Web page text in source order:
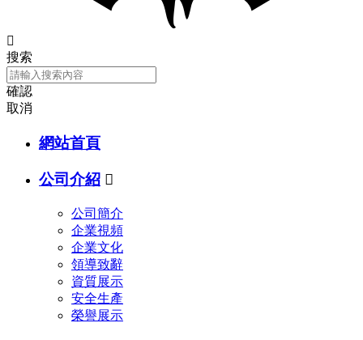

搜索
確認
取消
網站首頁
公司介紹 
公司簡介
企業視頻
企業文化
領導致辭
資質展示
安全生產
榮譽展示